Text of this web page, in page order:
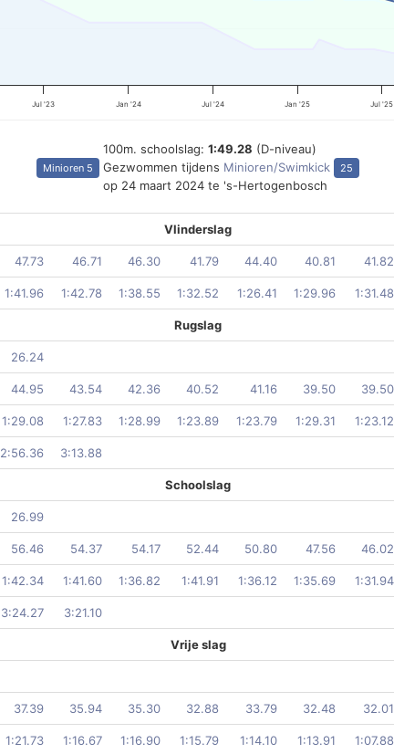
Jul '23 Jan '24 Jul '24 Jan '25 Jul '25
Minioren 5
100m. schoolslag: 1:49.28 (D-niveau)
Gezwommen tijdens Minioren/Swimkick
op 24 maart 2024 te 's-Hertogenbosch
25
Vlinderslag
47.73 46.71 46.30 41.79 44.40 40.81 41.82
1:41.96 1:42.78 1:38.55 1:32.52 1:26.41 1:29.96 1:31.48
Rugslag
26.24
44.95 43.54 42.36 40.52 41.16 39.50 39.50
1:29.08 1:27.83 1:28.99 1:23.89 1:23.79 1:29.31 1:23.12
2:56.36 3:13.88
Schoolslag
26.99
56.46 54.37 54.17 52.44 50.80 47.56 46.02
1:42.34 1:41.60 1:36.82 1:41.91 1:36.12 1:35.69 1:31.94
3:24.27 3:21.10
Vrije slag
37.39 35.94 35.30 32.88 33.79 32.48 32.01
1:21.73 1:16.67 1:16.90 1:15.79 1:14.10 1:13.91 1:07.88